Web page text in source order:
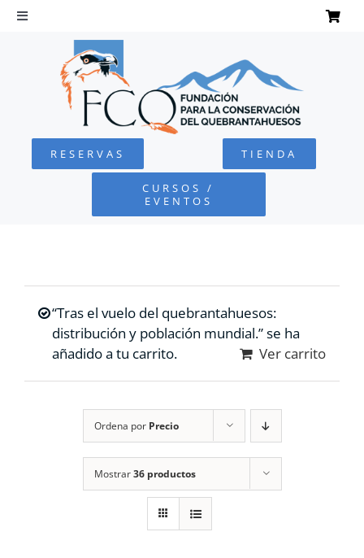
Saltar
Toggle
Navigation
QUEBRANTAHUESOS
FUNDACIÓN
COLABORA
RECURSOS
CONTACTO
RESERVAS TIENDA
CURSOS /
EVENTOS
“Tras el vuelo del quebrantahuesos:
distribución y población mundial.” se ha
añadido a tu carrito.
Ver carrito
Ordena por Precio
Mostrar36 productos